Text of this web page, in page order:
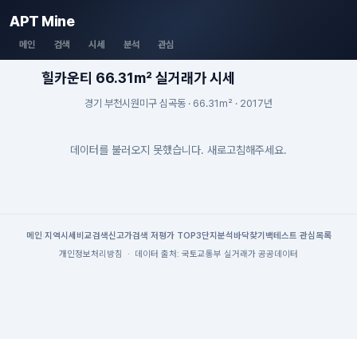
APT Mine
메인 검색 시세 분석 관심
힐카운티 66.31m² 실거래가 시세
경기 부천시원미구 심곡동 · 66.31m² · 2017년
데이터를 불러오지 못했습니다. 새로고침해주세요.
메인| 지역시세 비교검색신고가검색 저평가 TOP3단지분석 바닥찾기 백테스트 관심목록
개인정보처리방침
· 데이터 출처: 국토교통부 실거래가 공공데이터